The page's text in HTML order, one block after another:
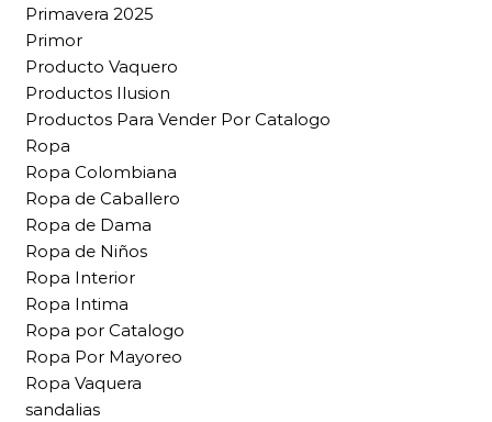
Primavera 2025
Primor
Producto Vaquero
Productos Ilusion
Productos Para Vender Por Catalogo
Ropa
Ropa Colombiana
Ropa de Caballero
Ropa de Dama
Ropa de Niños
Ropa Interior
Ropa Intima
Ropa por Catalogo
Ropa Por Mayoreo
Ropa Vaquera
sandalias